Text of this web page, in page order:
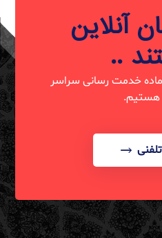
آنلاین
..
خدمت رسانی سراسر
هستیم.